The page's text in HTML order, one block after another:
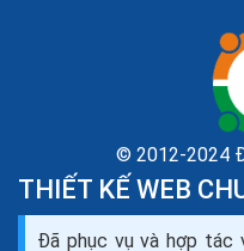
© 2012-2024
THIẾT KẾ WEB
Đã phục vụ và hợp tác